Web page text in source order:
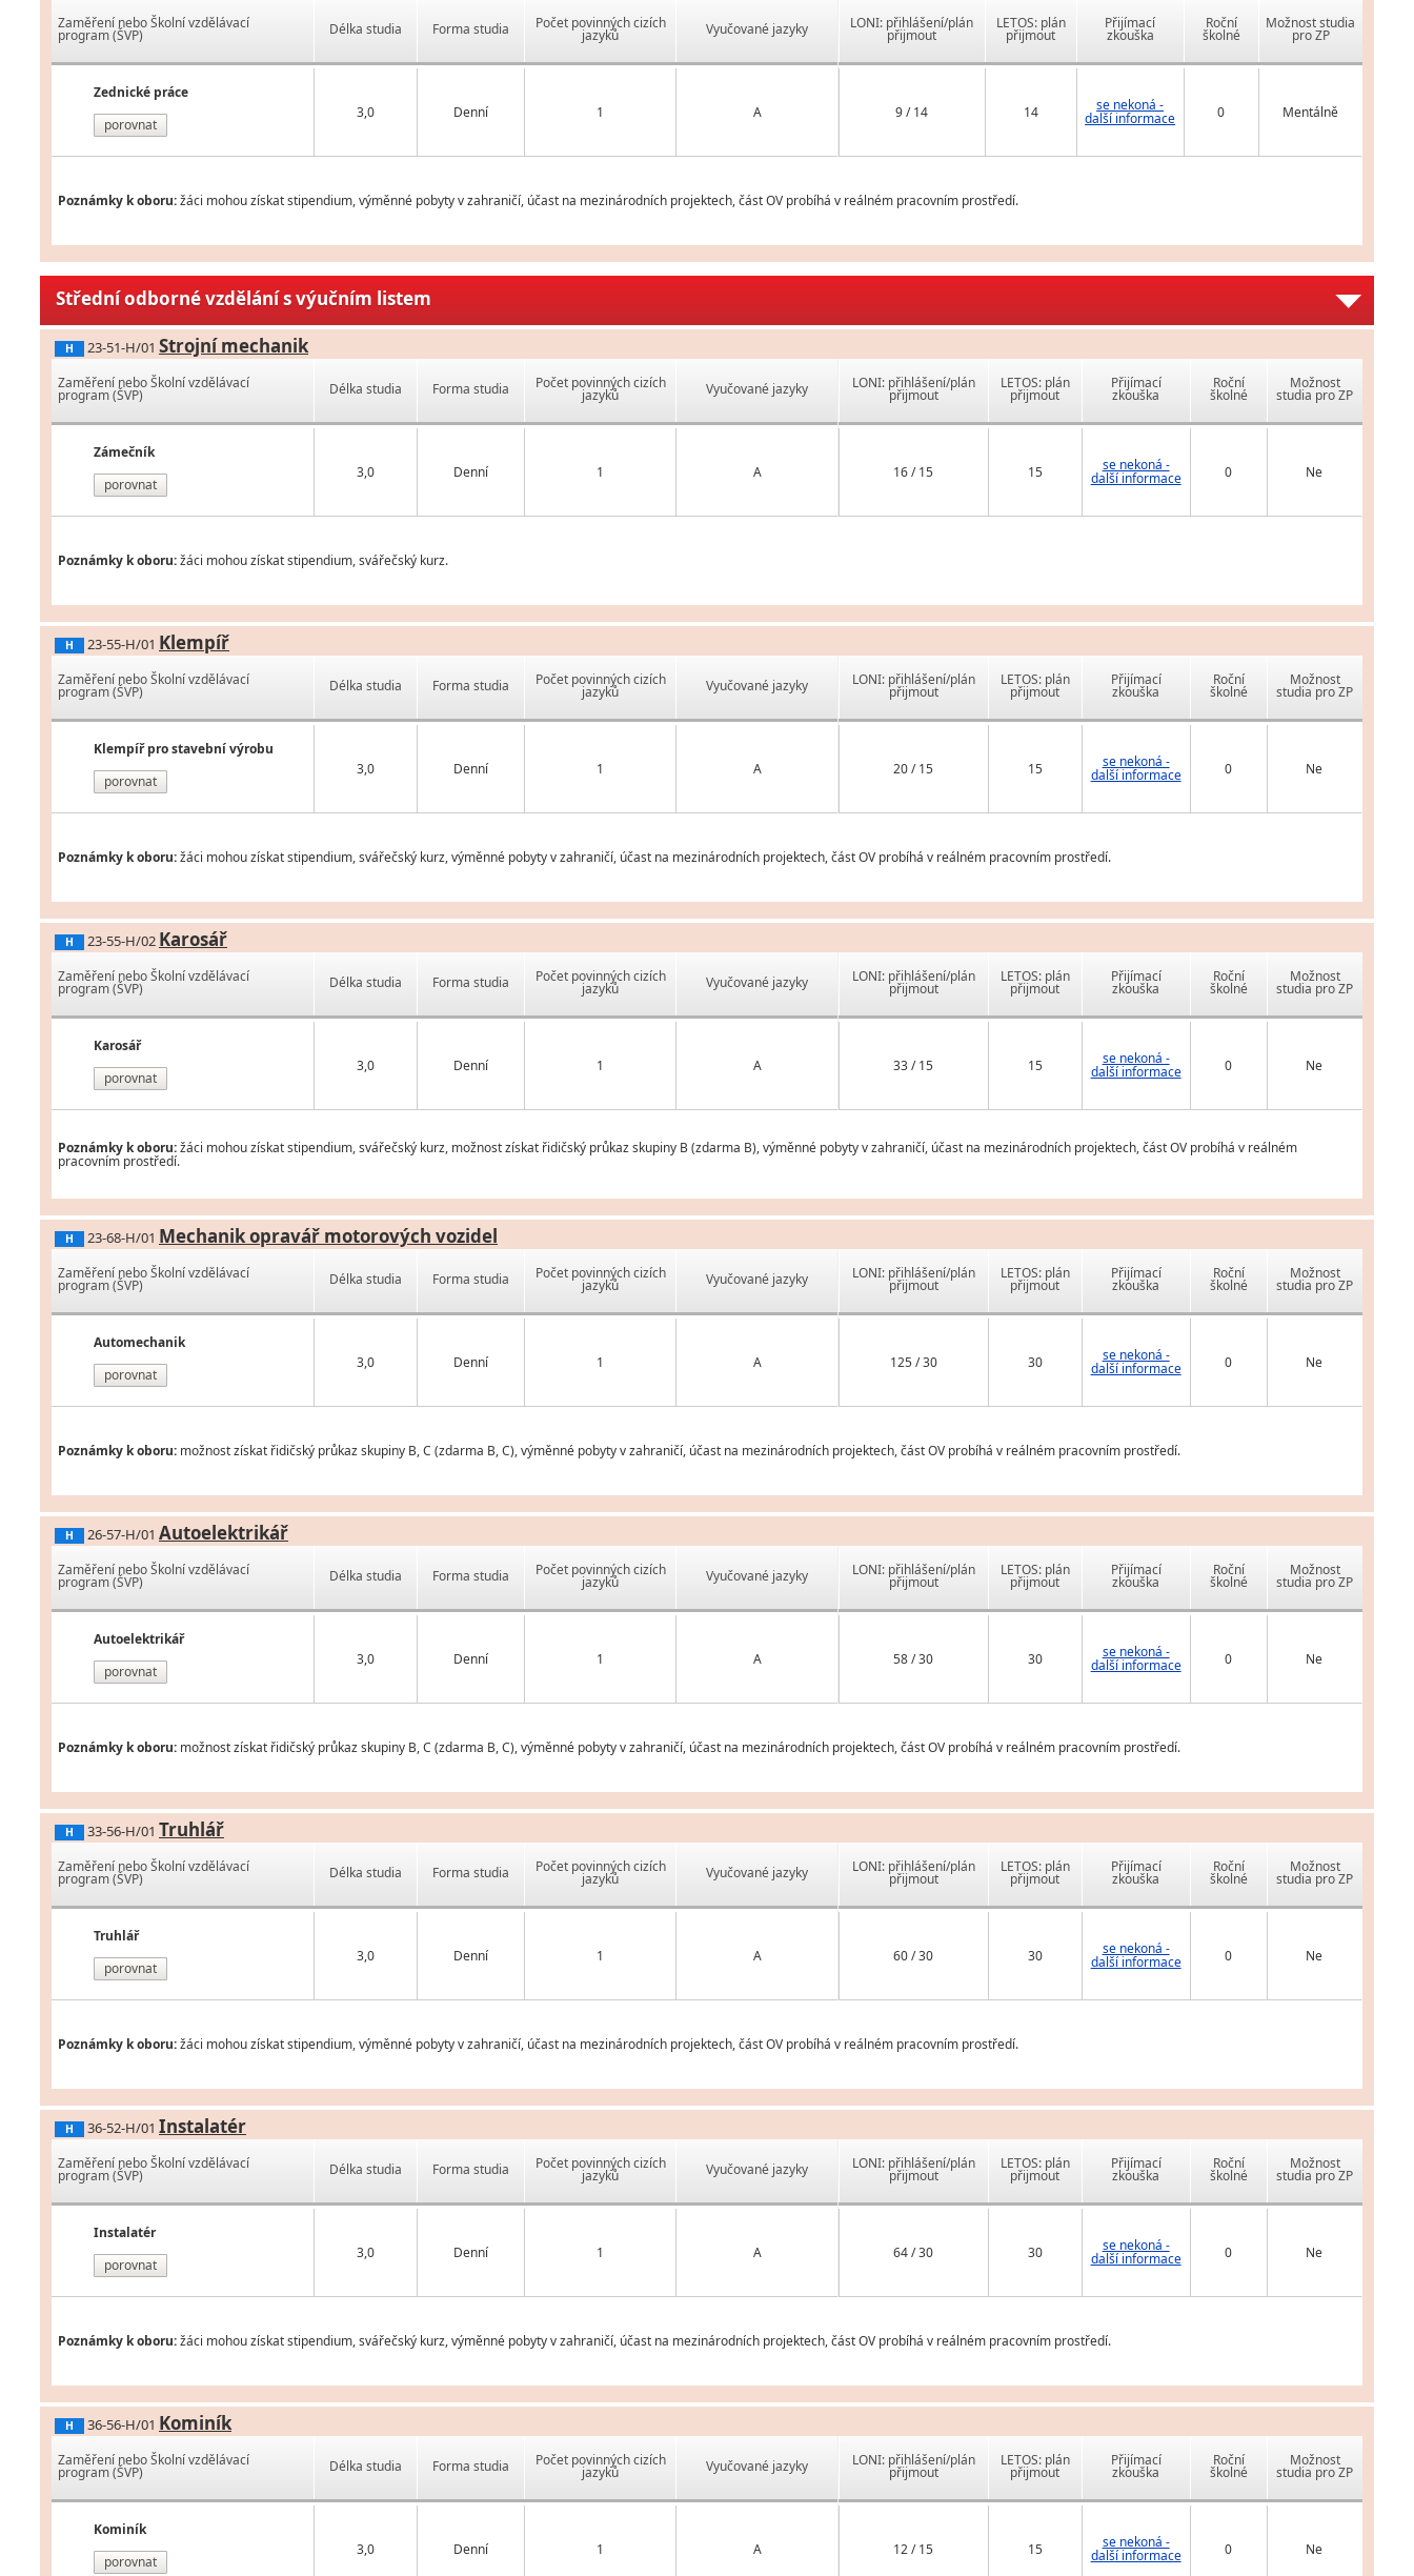
Zaměření nebo Školní vzdělávací
program (ŠVP)
Zednické práce
porovnat
Délka studia Forma studia Počet povinných cizích
jazyků Vyučované jazyky
3,0 Denní 1 A
LONI: přihlášení/plán
přijmout
LETOS: plán
přijmout
Přijímací
zkouška
Roční
školné
Možnost studia
pro ZP
9 / 14 14 se nekoná -
další informace 0 Mentálně
Poznámky k oboru:žáci mohou získat stipendium, výměnné pobyty v zahraničí, účast na mezinárodních projektech, část OV probíhá v reálném pracovním prostředí.
Střední odborné vzdělání s výučním listem
H 23-51-H/01 Strojní mechanik
Zaměření nebo Školní vzdělávací
program (ŠVP)
Zámečník
porovnat
Délka studia Forma studia Počet povinných cizích
jazyků Vyučované jazyky
3,0 Denní 1 A
LONI: přihlášení/plán
přijmout
LETOS: plán
přijmout
Přijímací
zkouška
Roční
školné
Možnost
studia pro ZP
16 / 15 15 se nekoná -
další informace 0 Ne
Poznámky k oboru:žáci mohou získat stipendium, svářečský kurz.
H 23-55-H/01 Klempíř
Zaměření nebo Školní vzdělávací
program (ŠVP)
Klempíř pro stavební výrobu
porovnat
Délka studia Forma studia Počet povinných cizích
jazyků Vyučované jazyky
3,0 Denní 1 A
LONI: přihlášení/plán
přijmout
LETOS: plán
přijmout
Přijímací
zkouška
Roční
školné
Možnost
studia pro ZP
20 / 15 15 se nekoná -
další informace 0 Ne
Poznámky k oboru:žáci mohou získat stipendium, svářečský kurz, výměnné pobyty v zahraničí, účast na mezinárodních projektech, část OV probíhá v reálném pracovním prostředí.
H 23-55-H/02 Karosář
Zaměření nebo Školní vzdělávací
program (ŠVP)
Karosář
porovnat
Délka studia Forma studia Počet povinných cizích
jazyků Vyučované jazyky
3,0 Denní 1 A
LONI: přihlášení/plán
přijmout
LETOS: plán
přijmout
Přijímací
zkouška
Roční
školné
Možnost
studia pro ZP
33 / 15 15 se nekoná -
další informace 0 Ne
Poznámky k oboru:žáci mohou získat stipendium, svářečský kurz, možnost získat řidičský průkaz skupiny B (zdarma B), výměnné pobyty v zahraničí, účast na mezinárodních projektech, část OV probíhá v reálném
pracovním prostředí.
H 23-68-H/01 Mechanik opravář motorových vozidel
Zaměření nebo Školní vzdělávací
program (ŠVP)
Automechanik
porovnat
Délka studia Forma studia Počet povinných cizích
jazyků Vyučované jazyky
3,0 Denní 1 A
LONI: přihlášení/plán
přijmout
LETOS: plán
přijmout
Přijímací
zkouška
Roční
školné
Možnost
studia pro ZP
125 / 30 30 se nekoná -
další informace 0 Ne
Poznámky k oboru: možnost získat řidičský průkaz skupiny B, C (zdarma B, C), výměnné pobyty v zahraničí, účast na mezinárodních projektech, část OV probíhá v reálném pracovním prostředí.
H 26-57-H/01 Autoelektrikář
Zaměření nebo Školní vzdělávací
program (ŠVP)
Autoelektrikář
porovnat
Délka studia Forma studia Počet povinných cizích
jazyků Vyučované jazyky
3,0 Denní 1 A
LONI: přihlášení/plán
přijmout
LETOS: plán
přijmout
Přijímací
zkouška
Roční
školné
Možnost
studia pro ZP
58 / 30 30 se nekoná -
další informace 0 Ne
Poznámky k oboru: možnost získat řidičský průkaz skupiny B, C (zdarma B, C), výměnné pobyty v zahraničí, účast na mezinárodních projektech, část OV probíhá v reálném pracovním prostředí.
H 33-56-H/01 Truhlář
Zaměření nebo Školní vzdělávací
program (ŠVP)
Truhlář
porovnat
Délka studia Forma studia Počet povinných cizích
jazyků Vyučované jazyky
3,0 Denní 1 A
LONI: přihlášení/plán
přijmout
LETOS: plán
přijmout
Přijímací
zkouška
Roční
školné
Možnost
studia pro ZP
60 / 30 30 se nekoná -
další informace 0 Ne
Poznámky k oboru:žáci mohou získat stipendium, výměnné pobyty v zahraničí, účast na mezinárodních projektech, část OV probíhá v reálném pracovním prostředí.
H 36-52-H/01 Instalatér
Zaměření nebo Školní vzdělávací
program (ŠVP)
Instalatér
porovnat
Délka studia Forma studia Počet povinných cizích
jazyků Vyučované jazyky
3,0 Denní 1 A
LONI: přihlášení/plán
přijmout
LETOS: plán
přijmout
Přijímací
zkouška
Roční
školné
Možnost
studia pro ZP
64 / 30 30 se nekoná -
další informace 0 Ne
Poznámky k oboru:žáci mohou získat stipendium, svářečský kurz, výměnné pobyty v zahraničí, účast na mezinárodních projektech, část OV probíhá v reálném pracovním prostředí.
H 36-56-H/01 Kominík
Zaměření nebo Školní vzdělávací
program (ŠVP)
Kominík
porovnat
Délka studia Forma studia Počet povinných cizích
jazyků Vyučované jazyky
3,0 Denní 1 A
LONI: přihlášení/plán
přijmout
LETOS: plán
přijmout
Přijímací
zkouška
Roční
školné
Možnost
studia pro ZP
12 / 15 15 se nekoná -
další informace 0 Ne